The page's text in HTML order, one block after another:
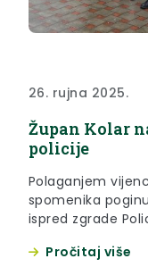
26. rujna 2025.
Župan Kolar
policije
Polaganjem
spomenika
ispred zgrade
rujna 2025.
Pročitaj više